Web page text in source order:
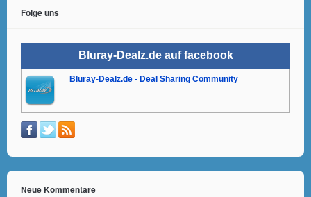
Folge uns
Bluray-Dealz.de auf facebook
Bluray-Dealz.de - Deal Sharing Community
Neue Kommentare